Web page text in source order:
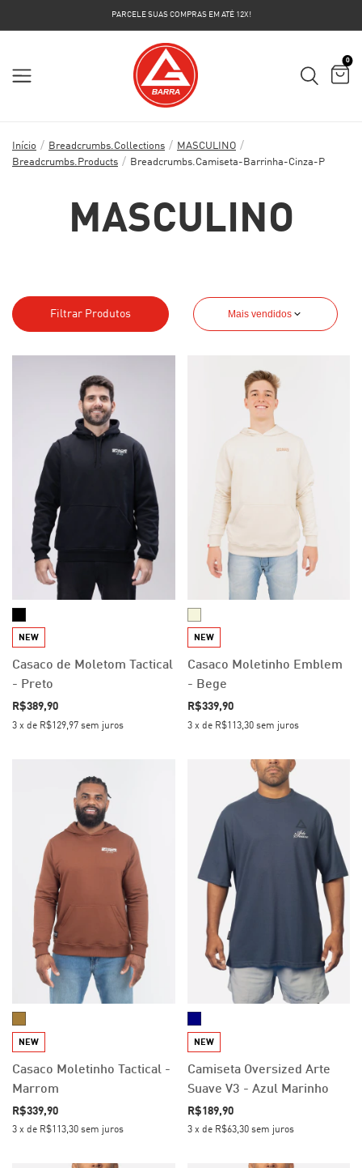
PARCELE SUAS COMPRAS EM ATÉ 12X!
0
Início / Breadcrumbs.collections / MASCULINO /
Breadcrumbs.products / Breadcrumbs.camiseta-Barrinha-Cinza-P
MASCULINO
Filtrar Produtos Mais vendidos
NEW
Casaco de Moletom Tactical
- Preto
R$389,90
3 x de R$129,97 sem juros
NEW
Casaco Moletinho Emblem
- Bege
R$339,90
3 x de R$113,30 sem juros
NEW
Casaco Moletinho Tactical -
Marrom
R$339,90
3 x de R$113,30 sem juros
NEW
Camiseta Oversized Arte
Suave V3 - Azul Marinho
R$189,90
3 x de R$63,30 sem juros